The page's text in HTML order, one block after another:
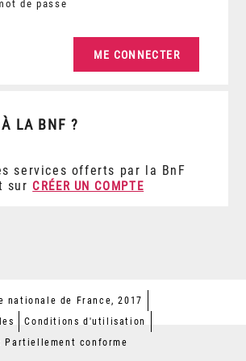
de passe
À LA BNF ?
services offerts par la BnF
sur CRÉER UN COMPTE
nationale de France, 2017
Conditions d'utilisation
conforme